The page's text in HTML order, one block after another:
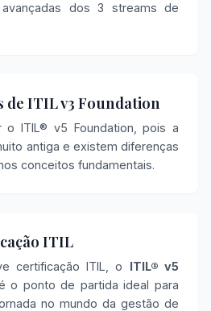
dos 3 streams de
de ITIL v3 Foundation
o ITIL® v5 Foundation, pois a
antiga e existem diferenças
conceitos fundamentais.
ITIL
certificação ITIL, o ITIL® v5
o ponto de partida ideal para
no mundo da gestão de